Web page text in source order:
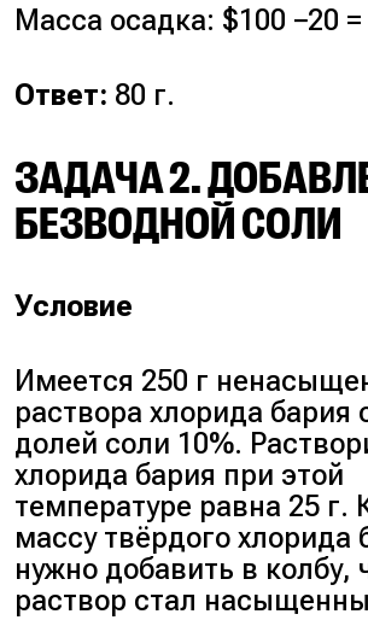
Масса осадка: $100 −20 =
Ответ: 80 г.
ЗАДАЧА 2.
БЕЗВОДНОЙ СОЛИ
Условие
Имеется 250 г
раствора хлорида бария
долей соли 10%.
хлорида бария при этой
температуре равна 25 г.
массу твёрдого хлорида
нужно добавить в колбу,
раствор стал